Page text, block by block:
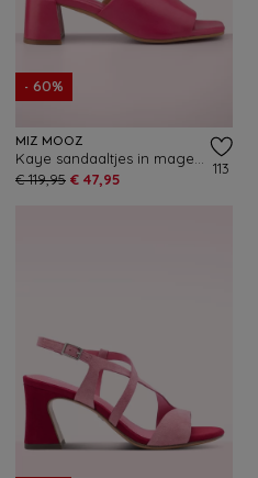
- 60%
MIZ MOOZ
€ 119,95 € 47,95
113